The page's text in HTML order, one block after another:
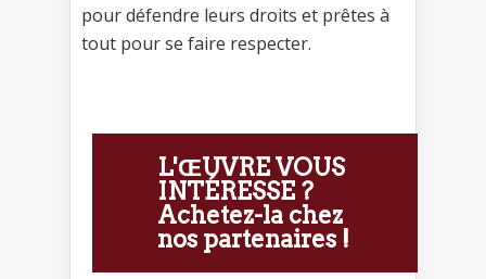
pour défendre leurs droits et prêtes à
tout pour se faire respecter.
L'ŒUVRE VOUS
INTÉRESSE ?
Achetez-la chez
nos partenaires !